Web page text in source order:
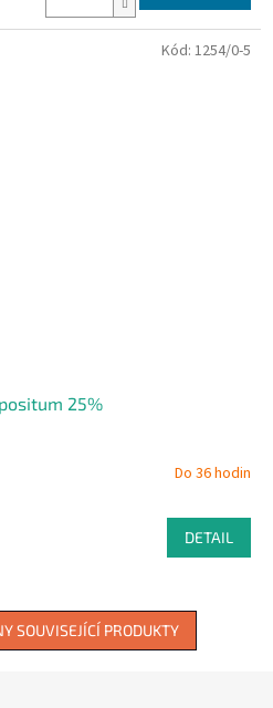
25%
Do 36 hodin
DETAIL
Kód: 1254/0-5
SOUVISEJÍCÍ PRODUKTY